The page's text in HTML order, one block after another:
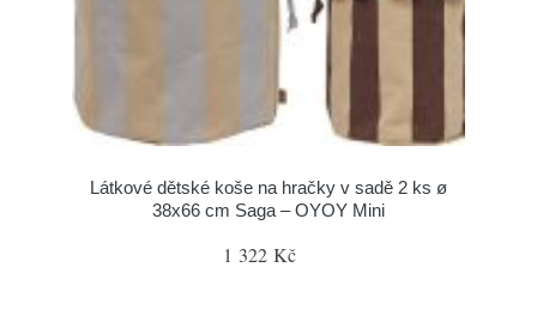
Látkové dětské koše na hračky v sadě 2 ks ø
38x66 cm Saga – OYOY Mini
1 322 Kč